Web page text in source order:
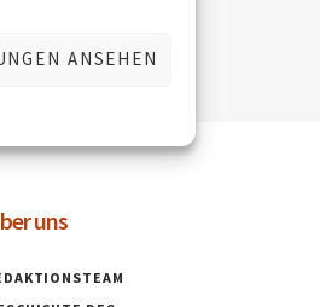
ANSEHEN
uns